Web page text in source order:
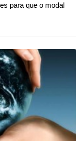
para que o modal